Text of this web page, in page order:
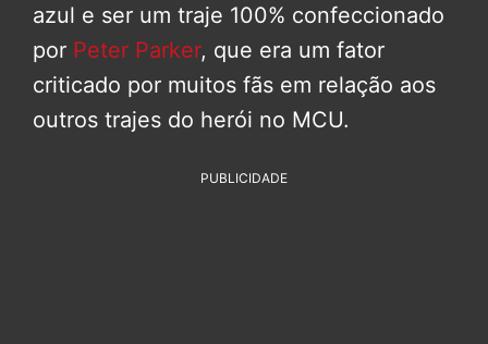
azul e ser um traje 100% confeccionado
por Peter Parker, que era um fator
criticado por muitos fãs em relação aos
outros trajes do herói no MCU.
PUBLICIDADE